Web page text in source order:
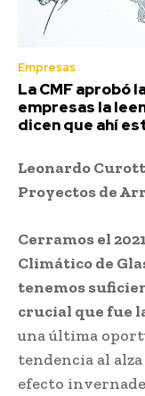
Empresas
La CMF aprobó
empresas la
dicen que ahí
Leonardo
Proyectos de
Cerramos el
Climático de
tenemos
crucial que fue
una última
tendencia al
efecto